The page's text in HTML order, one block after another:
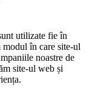
utilizate fie în
modul în care site-ul
noastre de
site-ul web și